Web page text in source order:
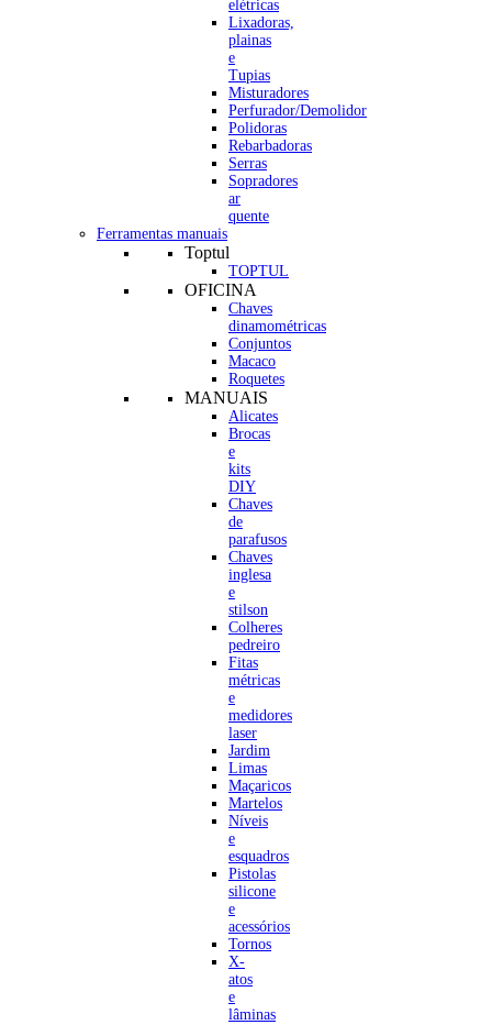
elétricas
Lixadoras,
plainas
e
Tupias
Misturadores
Perfurador/Demolidor
Polidoras
Rebarbadoras
Serras
Sopradores
ar
quente
Ferramentas manuais
Toptul
TOPTUL
OFICINA
Chaves
dinamométricas
Conjuntos
Macaco
Roquetes
MANUAIS
Alicates
Brocas
e
kits
DIY
Chaves
de
parafusos
Chaves
inglesa
e
stilson
Colheres
pedreiro
Fitas
métricas
e
medidores
laser
Jardim
Limas
Maçaricos
Martelos
Níveis
e
esquadros
Pistolas
silicone
e
acessórios
Tornos
X-
atos
e
lâminas